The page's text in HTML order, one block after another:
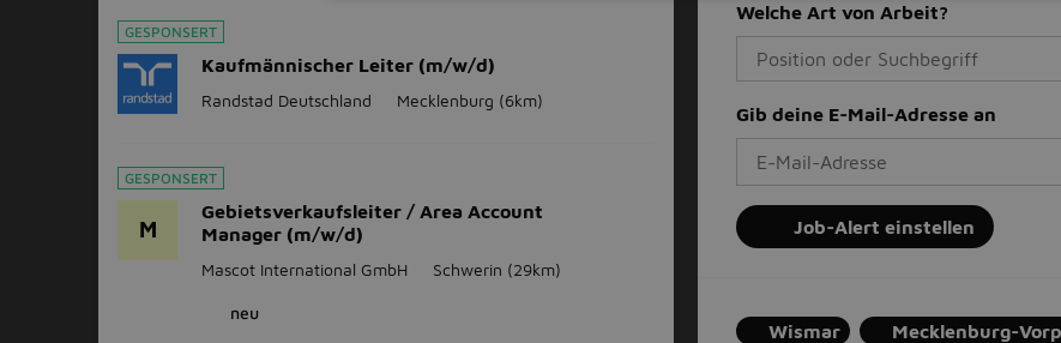
GESPONSERT
Kaufmännischer Leiter (m/w/d)
Randstad Deutschland Mecklenburg (6km)
GESPONSERT
M
Gebietsverkaufsleiter / Area Account
Manager (m/w/d)
Mascot International GmbH Schwerin (29km)
neu
Welche Art von Arbeit?
Gib deine E-Mail-Adresse an
Job-Alert einstellen
Wismar Mecklenburg-